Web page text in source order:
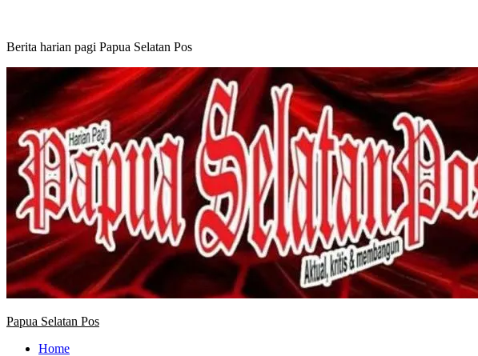
Berita harian pagi Papua Selatan Pos
Primary
Papua Selatan Pos
Home